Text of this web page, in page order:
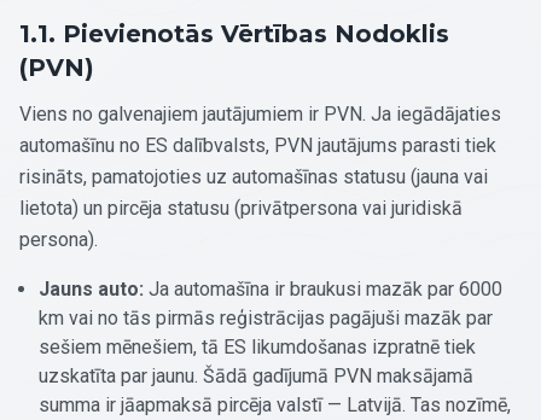
1.1. Pievienotās Vērtības Nodoklis
(PVN)
Viens no galvenajiem jautājumiem ir PVN. Ja iegādājaties
automašīnu no ES dalībvalsts, PVN jautājums parasti tiek
risināts, pamatojoties uz automašīnas statusu (jauna vai
lietota) un pircēja statusu (privātpersona vai juridiskā
persona).
Jauns auto: Ja automašīna ir braukusi mazāk par 6000
km vai no tās pirmās reģistrācijas pagājuši mazāk par
sešiem mēnešiem, tā ES likumdošanas izpratnē tiek
uzskatīta par jaunu. Šādā gadījumā PVN maksājamā
summa ir jāapmaksā pircēja valstī — Latvijā. Tas nozīmē,